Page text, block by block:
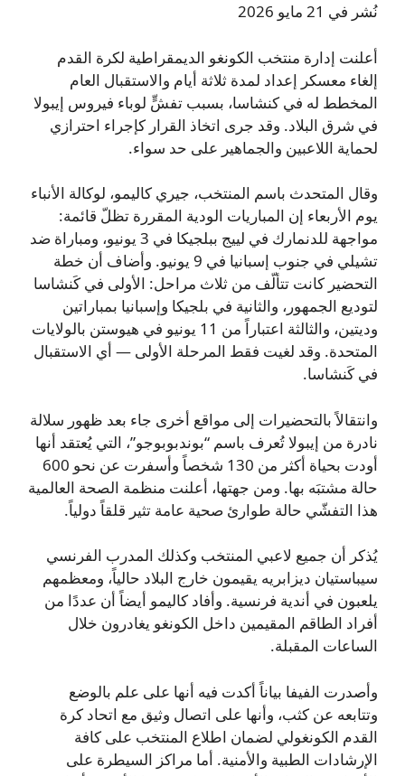
نُشر في 21 مايو 2026
أعلنت إدارة منتخب الكونغو الديمقراطية لكرة القدم
إلغاء معسكر إعداد لمدة ثلاثة أيام والاستقبال العام
المخطط له في كنشاسا، بسبب تفشٍّ لوباء فيروس إيبولا
في شرق البلاد. وقد جرى اتخاذ القرار كإجراء احترازي
لحماية اللاعبين والجماهير على حد سواء.
وقال المتحدث باسم المنتخب، جيري كاليمو، لوكالة الأنباء
يوم الأربعاء إن المباريات الودية المقررة تظلّ قائمة:
مواجهة للدنمارك في لييج ببلجيكا في 3 يونيو، ومباراة ضد
تشيلي في جنوب إسبانيا في 9 يونيو. وأضاف أن خطة
التحضير كانت تتألّف من ثلاث مراحل: الأولى في كَنشاسا
لتوديع الجمهور، والثانية في بلجيكا وإسبانيا بمباراتين
وديتين، والثالثة اعتباراً من 11 يونيو في هيوستن بالولايات
المتحدة. وقد لغيت فقط المرحلة الأولى — أي الاستقبال
في كَنشاسا.
وانتقالاً بالتحضيرات إلى مواقع أخرى جاء بعد ظهور سلالة
نادرة من إيبولا تُعرف باسم “بوندبوبوجو”، التي يُعتقد أنها
أودت بحياة أكثر من 130 شخصاً وأسفرت عن نحو 600
حالة مشتبَه بها. ومن جهتها، أعلنت منظمة الصحة العالمية
هذا التفشّي حالة طوارئ صحية عامة تثير قلقاً دولياً.
يُذكر أن جميع لاعبي المنتخب وكذلك المدرب الفرنسي
سيباستيان ديزابريه يقيمون خارج البلاد حالياً، ومعظمهم
يلعبون في أندية فرنسية. وأفاد كاليمو أيضاً أن عددًا من
أفراد الطاقم المقيمين داخل الكونغو يغادرون خلال
الساعات المقبلة.
وأصدرت الفيفا بياناً أكدت فيه أنها على علم بالوضع
وتتابعه عن كثب، وأنها على اتصال وثيق مع اتحاد كرة
القدم الكونغولي لضمان اطلاع المنتخب على كافة
الإرشادات الطبية والأمنية. أما مراكز السيطرة على